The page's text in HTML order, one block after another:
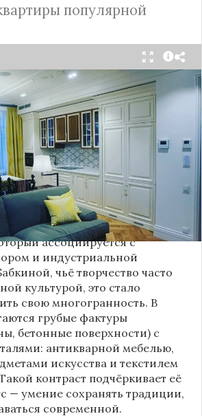
популярной
РоссииНадежда Бабкина,
любовью к традиционному
эстетике, удивила
для своей новой
современный стиль лофт.
настоящим откровением,
её умение сочетать классику
Подробности о
канал “DOMEO | РЕМОНТ
2.
ассоциируется с
и индустриальной
чьё творчество часто
культурой, это стало
свою многогранность. В
грубые фактуры
бетонные поверхности) с
антикварной мебелью,
искусства и текстилем
контраст подчёркивает её
— умение сохранять традиции,
современной.